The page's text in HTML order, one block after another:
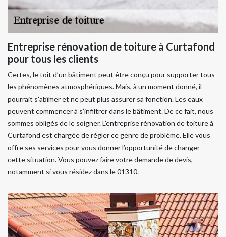
Entreprise rénovation de toiture à Curtafond
pour tous les clients
Certes, le toit d’un bâtiment peut être conçu pour supporter tous
les phénomènes atmosphériques. Mais, à un moment donné, il
pourrait s’abîmer et ne peut plus assurer sa fonction. Les eaux
peuvent commencer à s’infiltrer dans le bâtiment. De ce fait, nous
sommes obligés de le soigner. L’entreprise rénovation de toiture à
Curtafond est chargée de régler ce genre de problème. Elle vous
offre ses services pour vous donner l’opportunité de changer
cette situation. Vous pouvez faire votre demande de devis,
notamment si vous résidez dans le 01310.